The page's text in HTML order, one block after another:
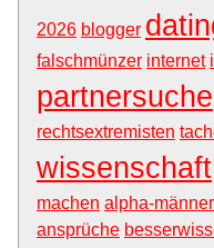
2026 blogger
falschmünzer internet
partnersuche
rechtsextremisten
wissenschaft
machen alpha-männer
ansprüche